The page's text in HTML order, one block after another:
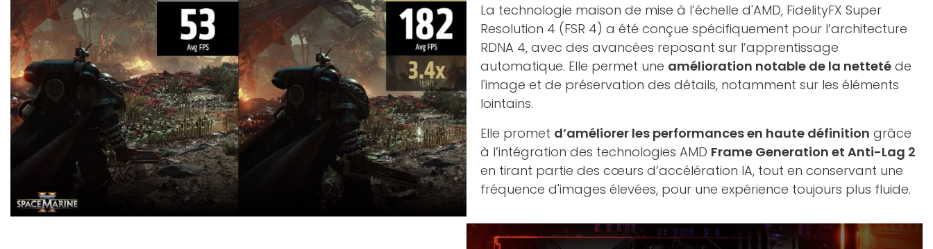
La technologie maison de mise à l’échelle d'AMD, FidelityFX Super
Resolution 4 (FSR 4) a été conçue spécifiquement pour l’architecture
RDNA 4, avec des avancées reposant sur l’apprentissage
automatique. Elle permet une amélioration notable de la netteté de
l'image et de préservation des détails, notamment sur les éléments
lointains.
Elle promet d’améliorer les performances en haute définition grâce
à l’intégration des technologies AMD Frame Generation et Anti-Lag 2
en tirant partie des cœurs d’accélération IA, tout en conservant une
fréquence d'images élevées, pour une expérience toujours plus fluide.